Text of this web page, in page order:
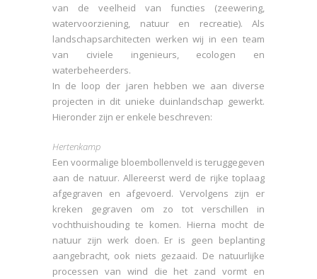
van de veelheid van functies (zeewering,
watervoorziening, natuur en recreatie). Als
landschapsarchitecten werken wij in een team
van civiele ingenieurs, ecologen en
waterbeheerders.
In de loop der jaren hebben we aan diverse
projecten in dit unieke duinlandschap gewerkt.
Hieronder zijn er enkele beschreven:
Hertenkamp
Een voormalige bloembollenveld is teruggegeven
aan de natuur. Allereerst werd de rijke toplaag
afgegraven en afgevoerd. Vervolgens zijn er
kreken gegraven om zo tot verschillen in
vochthuishouding te komen. Hierna mocht de
natuur zijn werk doen. Er is geen beplanting
aangebracht, ook niets gezaaid. De natuurlijke
processen van wind die het zand vormt en